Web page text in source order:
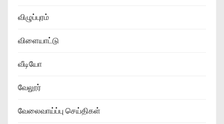
விழுப்புரம்
விளையாட்டு
வீடியோ
வேலூர்
வேலைவாய்ப்பு செய்திகள்